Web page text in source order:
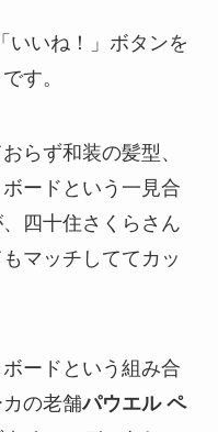
いいね！」ボタンを
す。
らず和装の髪型、
ードという一見合
四十住さくらさん
マッチしててカッ
ードという組み合
の老舗パウエル ペ